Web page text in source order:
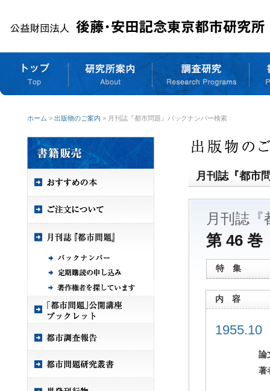
ホーム > 出版物のご案内 > 月刊誌『都市問題』バックナンバー検索
月刊誌『都市
月刊誌『
第 46
特 集
内 容
論
著